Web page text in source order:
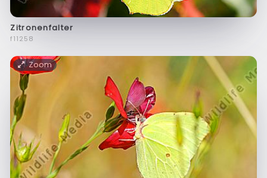
Zitronenfalter
f11258
Zoom